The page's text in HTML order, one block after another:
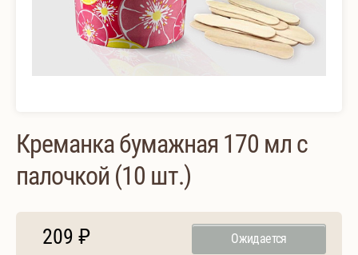
Креманка бумажная 170 мл с
палочкой (10 шт.)
209 ₽ Ожидается